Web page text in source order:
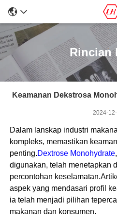
Rincian
Keamanan Dekstrosa
2024-
Dalam lanskap industri
kompleks, memastikan
penting.Dextrose Monohydrate
digunakan, telah menetapkan
percontohan
aspek yang mendasari profil
ia telah menjadi pilihan
makanan dan konsumen.